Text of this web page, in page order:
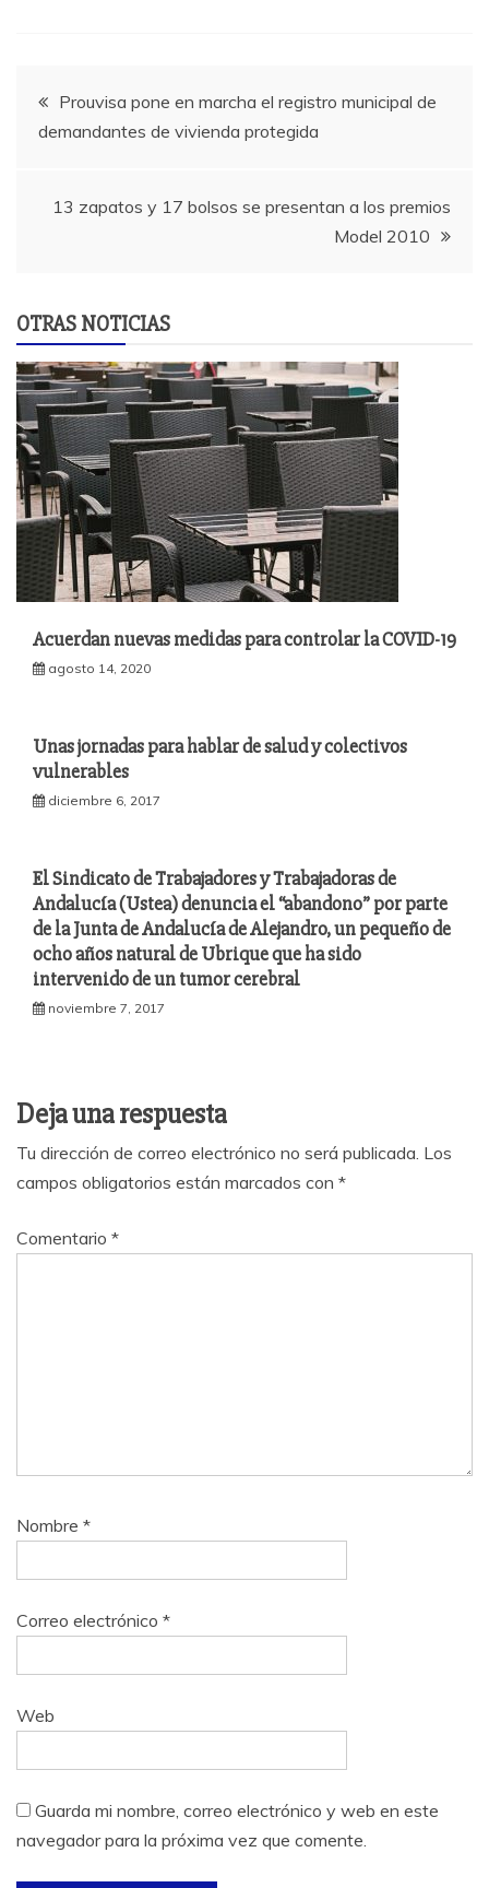
Navegación
de
entradas
Prouvisa pone en marcha el registro municipal de
demandantes de vivienda protegida
13 zapatos y 17 bolsos se presentan a los premios
Model 2010
OTRAS NOTICIAS
Acuerdan nuevas medidas para controlar la COVID-19
agosto 14, 2020
Unas jornadas para hablar de salud y colectivos
vulnerables
diciembre 6, 2017
El Sindicato de Trabajadores y Trabajadoras de
Andalucía (Ustea) denuncia el “abandono” por parte
de la Junta de Andalucía de Alejandro, un pequeño de
ocho años natural de Ubrique que ha sido
intervenido de un tumor cerebral
noviembre 7, 2017
Deja una respuesta
Tu dirección de correo electrónico no será publicada. Los
campos obligatorios están marcados con *
Comentario *
Nombre *
Correo electrónico *
Web
Guarda mi nombre, correo electrónico y web en este
navegador para la próxima vez que comente.